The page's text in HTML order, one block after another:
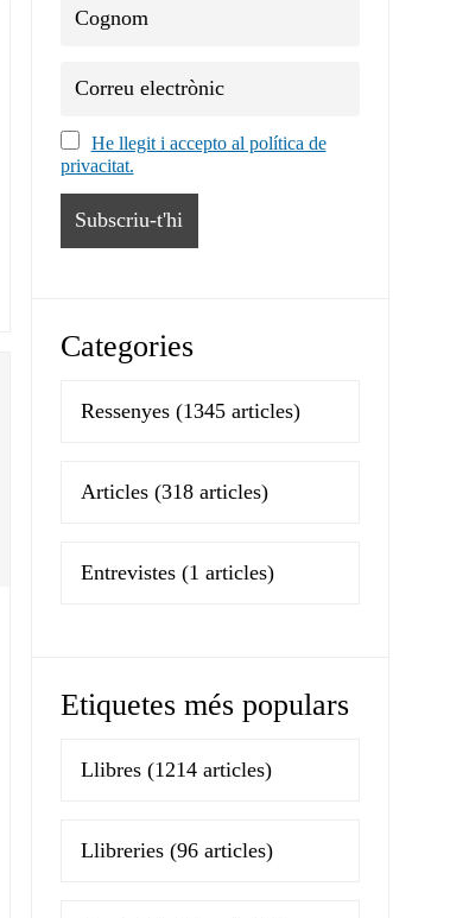
He llegit i accepto al política de
privacitat.
Categories
Ressenyes (1345 articles)
Articles (318 articles)
Entrevistes (1 articles)
Etiquetes més populars
Llibres (1214 articles)
Llibreries (96 articles)